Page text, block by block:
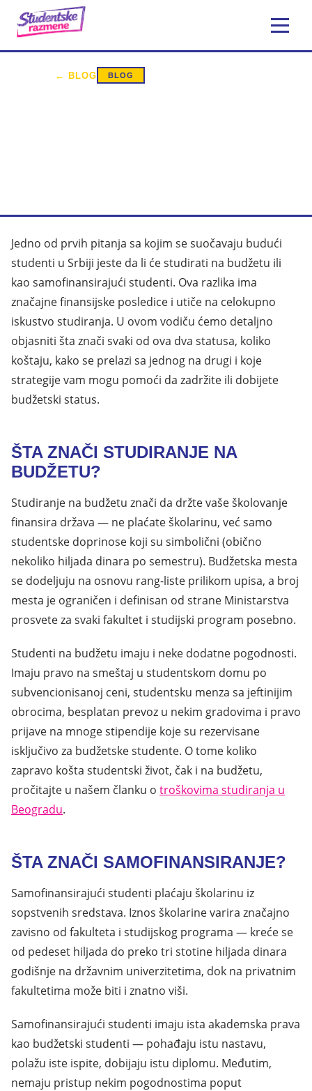
← BLOG BLOG
Jedno od prvih pitanja sa kojim se suočavaju budući
studenti u Srbiji jeste da li će studirati na budžetu ili
kao samofinansirajući studenti. Ova razlika ima
značajne finansijske posledice i utiče na celokupno
iskustvo studiranja. U ovom vodiču ćemo detaljno
objasniti šta znači svaki od ova dva statusa, koliko
koštaju, kako se prelazi sa jednog na drugi i koje
strategije vam mogu pomoći da zadržite ili dobijete
budžetski status.
ŠTA ZNAČI STUDIRANJE NA
BUDŽETU?
Studiranje na budžetu znači da držte vaše školovanje
finansira država — ne plaćate školarinu, već samo
studentske doprinose koji su simbolični (obično
nekoliko hiljada dinara po semestru). Budžetska mesta
se dodeljuju na osnovu rang-liste prilikom upisa, a broj
mesta je ograničen i definisan od strane Ministarstva
prosvete za svaki fakultet i studijski program posebno.
Studenti na budžetu imaju i neke dodatne pogodnosti.
Imaju pravo na smeštaj u studentskom domu po
subvencionisanoj ceni, studentsku menza sa jeftinijim
obrocima, besplatan prevoz u nekim gradovima i pravo
prijave na mnoge stipendije koje su rezervisane
isključivo za budžetske studente. O tome koliko
zapravo košta studentski život, čak i na budžetu,
pročitajte u našem članku o troškovima studiranja u
Beogradu.
ŠTA ZNAČI SAMOFINANSIRANJE?
Samofinansirajući studenti plaćaju školarinu iz
sopstvenih sredstava. Iznos školarine varira značajno
zavisno od fakulteta i studijskog programa — kreće se
od pedeset hiljada do preko tri stotine hiljada dinara
godišnje na državnim univerzitetima, dok na privatnim
fakultetima može biti i znatno viši.
Samofinansirajući studenti imaju ista akademska prava
kao budžetski studenti — pohađaju istu nastavu,
polažu iste ispite, dobijaju istu diplomu. Međutim,
nemaju pristup nekim pogodnostima poput